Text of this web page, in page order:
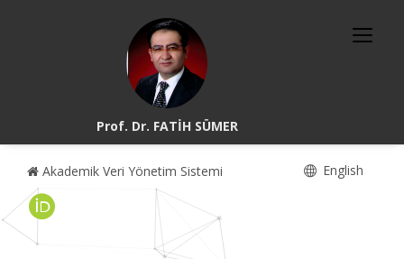
Prof. Dr. FATİH SÜMER
Akademik Veri Yönetim Sistemi English